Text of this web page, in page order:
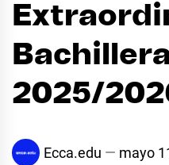
2025/
Ecca.edu mayo